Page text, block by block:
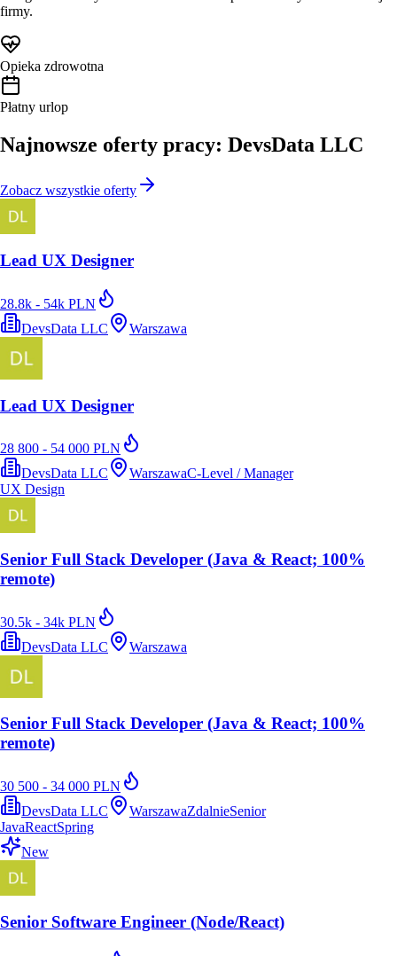
firmy.
Opieka zdrowotna
Płatny urlop
Najnowsze oferty pracy: DevsData LLC
Zobacz wszystkie oferty
Lead UX Designer
28.8k - 54k PLN
DevsData LLC
Warszawa
Lead UX Designer
28 800 - 54 000 PLN
DevsData LLC
WarszawaC-Level / Manager
UX Design
Senior Full Stack Developer (Java & React; 100%
remote)
30.5k - 34k PLN
DevsData LLC
Warszawa
Senior Full Stack Developer (Java & React; 100%
remote)
30 500 - 34 000 PLN
DevsData LLC
WarszawaZdalnieSenior
JavaReactSpring
New
Senior Software Engineer (Node/React)